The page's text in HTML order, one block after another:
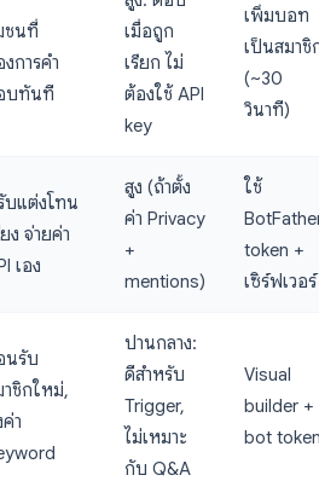
ชนที่
การคำ
บทันที
เมื่อถูก
เรียก ไม่
ต้องใช้ API
key
เพิ่มบอท
เป็นสมาชิ
(~30
วินาที)
บแต่งโทน
ง จ่ายค่า
เอง
สูง (ถ้าตั้ง
ค่า Privacy
+
mentions)
ใช้
token +
เซิร์ฟเวอร์
นรับ
าชิกใหม่,
า
ปานกลาง:
ดีสำหรับ
Trigger,
ไม่เหมาะ
กับ Q&A
Visual
builder +
bot